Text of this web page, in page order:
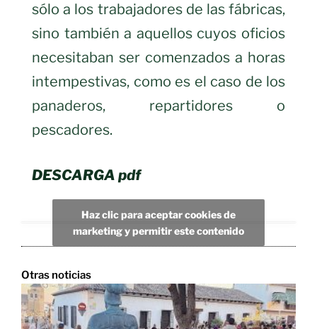
sólo a los trabajadores de las fábricas,
sino también a aquellos cuyos oficios
necesitaban ser comenzados a horas
intempestivas, como es el caso de los
panaderos, repartidores o
pescadores.
DESCARGA pdf
Haz clic para aceptar cookies de
marketing y permitir este contenido
Otras noticias